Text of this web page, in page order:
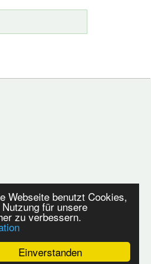
Einverstanden
Webseite benutzt Cookies,
für unsere
zu verbessern.